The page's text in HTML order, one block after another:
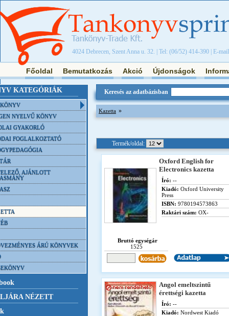
4024 Debrecen, Szent Anna u. 32. | Tel: (06/52) 414-390 | E-
Főoldal Bemutatkozás Akció Újdonságok
KATEGÓRIÁK
NYELVŰ KÖNYV
GYAKORLÓ
FOGLALKOZTATÓ
AJÁNLOTT
ÁRÚ KÖNYVEK
NÉZETT
Keresés az adatbázisban
Kazetta »
Termék/oldal:
Oxford English for
Electronics kazetta
Író: --
Kiadó: Oxford University
Press
ISBN: 9780194573863
Raktári szám: OX-
Bruttó egységár
1525
Angol emeltszintű
érettségi kazetta
Író: --
Kiadó: Nordwest Kiadó